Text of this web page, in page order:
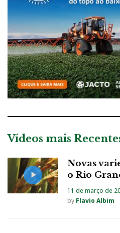
Vídeos mais
Novas
o Rio
11 de março de
by Flavio Albim